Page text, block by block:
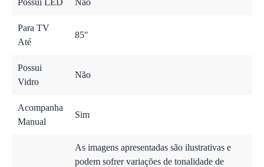
Para TV
Até
85"
Possui
Vidro
Não
Acompanha
Manual
Sim
As imagens apresentadas são ilustrativas e
podem sofrer variações de tonalidade de